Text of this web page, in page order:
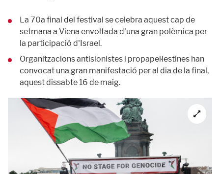
La 70a final del festival se celebra aquest cap de
setmana a Viena envoltada d'una gran polèmica per
la participació d'Israel.
Organitzacions antisionistes i propapel·lestines han
convocat una gran manifestació per al dia de la final,
aquest dissabte 16 de maig.